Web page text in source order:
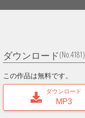
ダウンロード(No.4181)
この作品は無料です。
ダウンロード
MP3